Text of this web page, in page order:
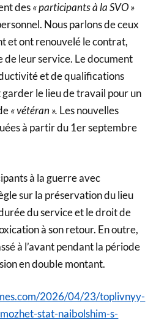
des« participants à la SVO »
Nous parlons de ceux
et ont renouvelé le contrat,
de leur service. Le document
et de qualifications
garder le lieu de travail pour un
« vétéran ». Les nouvelles
à partir du 1er septembre
à la guerre avec
sur la préservation du lieu
du service et le droit de
à son retour. En outre,
à l’avant pendant la période
en double montant.
2026/04/23/toplivnyy-
stat-naibolshim-s-